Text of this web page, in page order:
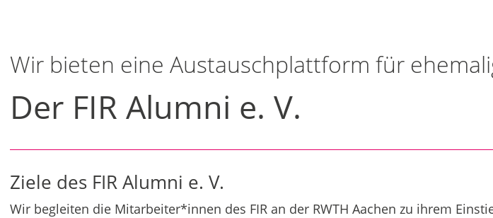
Wir bieten eine Austauschplattform für
Der FIR Alumni e. V.
Ziele des FIR Alumni e. V.
Wir begleiten die Mitarbeiter*innen des FIR an der RWTH Aachen zu ihrem